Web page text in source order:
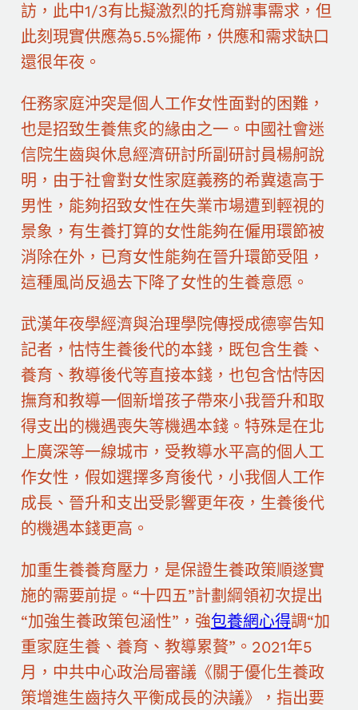
訪，此中1/3有比擬激烈的托育辦事需求，但
此刻現實供應為5.5%擺佈，供應和需求缺口
還很年夜。
任務家庭沖突是個人工作女性面對的困難，
也是招致生養焦炙的緣由之一。中國社會迷
信院生齒與休息經濟研討所副研討員楊舸說
明，由于社會對女性家庭義務的希冀遠高于
男性，能夠招致女性在失業市場遭到輕視的
景象，有生養打算的女性能夠在僱用環節被
消除在外，已育女性能夠在晉升環節受阻，
這種風尚反過去下降了女性的生養意愿。
武漢年夜學經濟與治理學院傳授成德寧告知
記者，怙恃生養後代的本錢，既包含生養、
養育、教導後代等直接本錢，也包含怙恃因
撫育和教導一個新增孩子帶來小我晉升和取
得支出的機遇喪失等機遇本錢。特殊是在北
上廣深等一線城市，受教導水平高的個人工
作女性，假如選擇多育後代，小我個人工作
成長、晉升和支出受影響更年夜，生養後代
的機遇本錢更高。
加重生養養育壓力，是保證生養政策順遂實
施的需要前提。“十四五”計劃綱領初次提出
“加強生養政策包涵性”，強包養網心得調“加
重家庭生養、養育、教導累贅”。2021年5
月，中共中心政治局審議《關于優化生養政
策增進生齒持久平衡成長的決議》，指出要